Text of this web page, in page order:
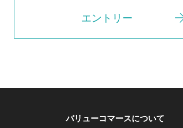
エントリー
バリューコマースについて